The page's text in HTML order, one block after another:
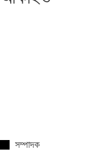
সম্পাদক